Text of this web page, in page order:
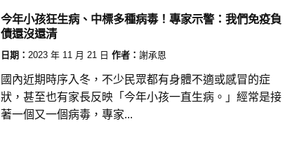
今年小孩狂生病、中標多種病毒！專家示警：我們免疫負
債還沒還清
日期： 2023 年 11 月 21 日 作者： 謝承恩
國內近期時序入冬，不少民眾都有身體不適或感冒的症
狀，甚至也有家長反映「今年小孩一直生病。」經常是接
著一個又一個病毒，專家...